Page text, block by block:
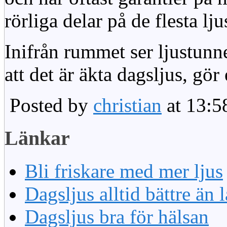
rörliga delar på de flesta
Inifrån rummet ser
att det är äkta dagsljus,
Posted by christian at
Länkar
Bli friskare med mer ljus
Dagsljus alltid bättre än
Dagsljus bra för hälsan